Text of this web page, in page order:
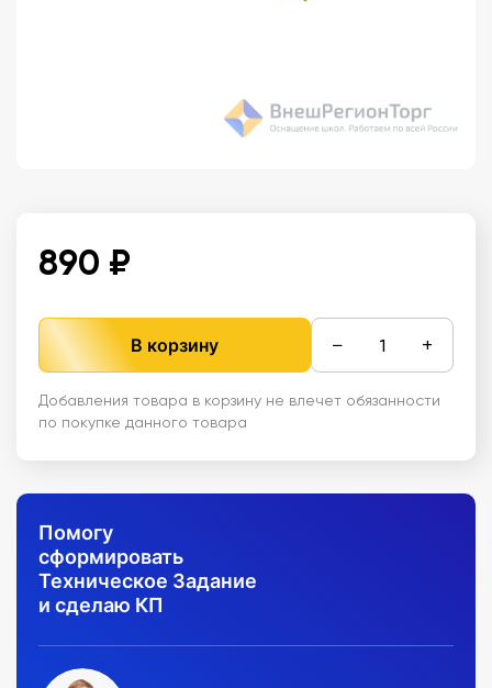
890 ₽
В корзину − +
Добавления товара в корзину не влечет обязанности
по покупке данного товара
Помогу
сформировать
Техническое Задание
и сделаю КП